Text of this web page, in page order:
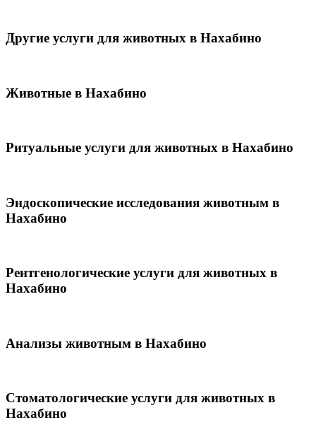
Другие услуги для животных в Нахабино
Животные в Нахабино
Ритуальные услуги для животных в Нахабино
Эндоскопические исследования животным в
Нахабино
Рентгенологические услуги для животных в
Нахабино
Анализы животным в Нахабино
Стоматологические услуги для животных в
Нахабино